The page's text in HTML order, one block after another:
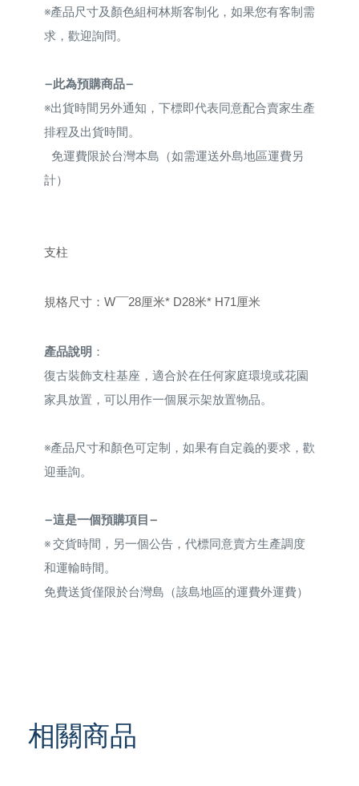
※產品尺寸及顏色組柯林斯客制化，如果您有客制需
求，歡迎詢問。
—此為預購商品—
※出貨時間另外通知，下標即代表同意配合賣家生產
排程及出貨時間。
免運費限於台灣本島（如需運送外島地區運費另
計）
支柱
規格尺寸 ： W¯¯28厘米* D28米* H71厘米
產品說明 ：
復古裝飾支柱基座，適合於在任何家庭環境或花園
家具放置，可以用作一個展示架放置物品。
※產品尺寸和顏色可定制，如果有自定義的要求，歡
迎垂詢。
—這是一個預購項目—
※交貨時間，另一個公告，代標同意賣方生產調度
和運輸時間。
免費送貨僅限於台灣島（該島地區的運費外運費）
相關商品